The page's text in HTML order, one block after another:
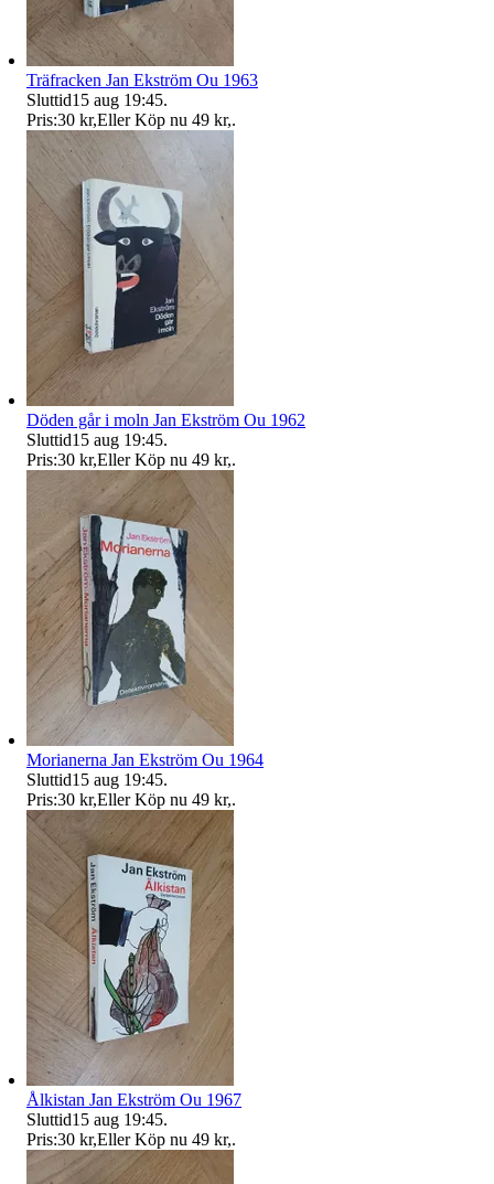
Träfracken Jan Ekström Ou 1963
Sluttid15 aug 19:45.
Pris:30 kr,Eller Köp nu 49 kr,.
Döden går i moln Jan Ekström Ou 1962
Sluttid15 aug 19:45.
Pris:30 kr,Eller Köp nu 49 kr,.
Morianerna Jan Ekström Ou 1964
Sluttid15 aug 19:45.
Pris:30 kr,Eller Köp nu 49 kr,.
Ålkistan Jan Ekström Ou 1967
Sluttid15 aug 19:45.
Pris:30 kr,Eller Köp nu 49 kr,.